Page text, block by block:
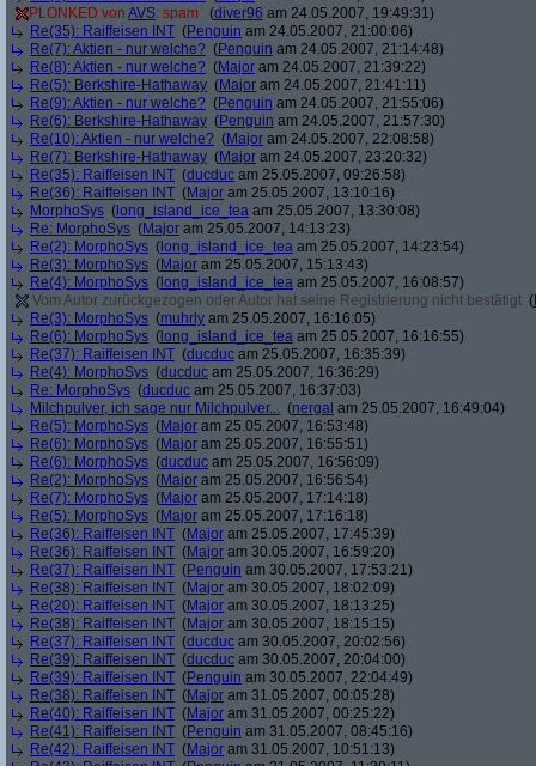
PLONKED von AVS: spam (diver96 am 24.05.2007, 19:49:31)
Re(35): Raiffeisen INT (Penguin am 24.05.2007, 21:00:06)
Re(7): Aktien - nur welche? (Penguin am 24.05.2007, 21:14:48)
Re(8): Aktien - nur welche? (Major am 24.05.2007, 21:39:22)
Re(5): Berkshire-Hathaway (Major am 24.05.2007, 21:41:11)
Re(9): Aktien - nur welche? (Penguin am 24.05.2007, 21:55:06)
Re(6): Berkshire-Hathaway (Penguin am 24.05.2007, 21:57:30)
Re(10): Aktien - nur welche? (Major am 24.05.2007, 22:08:58)
Re(7): Berkshire-Hathaway (Major am 24.05.2007, 23:20:32)
Re(35): Raiffeisen INT (ducduc am 25.05.2007, 09:26:58)
Re(36): Raiffeisen INT (Major am 25.05.2007, 13:10:16)
MorphoSys ( long_island_ice_tea am 25.05.2007, 13:30:08)
Re: MorphoSys (Major am 25.05.2007, 14:13:23)
Re(2): MorphoSys ( long_island_ice_tea am 25.05.2007, 14:23:54)
Re(3): MorphoSys (Major am 25.05.2007, 15:13:43)
Re(4): MorphoSys ( long_island_ice_tea am 25.05.2007, 16:08:57)
Vom Autor zurückgezogen oder Autor hat seine Registrierung nicht bestätigt (
Re(3): MorphoSys (muhrly am 25.05.2007, 16:16:05)
Re(6): MorphoSys ( long_island_ice_tea am 25.05.2007, 16:16:55)
Re(37): Raiffeisen INT (ducduc am 25.05.2007, 16:35:39)
Re(4): MorphoSys (ducduc am 25.05.2007, 16:36:29)
Re: MorphoSys (ducduc am 25.05.2007, 16:37:03)
Milchpulver, ich sage nur Milchpulver... (nergal am 25.05.2007, 16:49:04)
Re(5): MorphoSys (Major am 25.05.2007, 16:53:48)
Re(6): MorphoSys (Major am 25.05.2007, 16:55:51)
Re(6): MorphoSys (ducduc am 25.05.2007, 16:56:09)
Re(2): MorphoSys (Major am 25.05.2007, 16:56:54)
Re(7): MorphoSys (Major am 25.05.2007, 17:14:18)
Re(5): MorphoSys (Major am 25.05.2007, 17:16:18)
Re(36): Raiffeisen INT (Major am 25.05.2007, 17:45:39)
Re(36): Raiffeisen INT (Major am 30.05.2007, 16:59:20)
Re(37): Raiffeisen INT (Penguin am 30.05.2007, 17:53:21)
Re(38): Raiffeisen INT (Major am 30.05.2007, 18:02:09)
Re(20): Raiffeisen INT (Major am 30.05.2007, 18:13:25)
Re(38): Raiffeisen INT (Major am 30.05.2007, 18:15:15)
Re(37): Raiffeisen INT (ducduc am 30.05.2007, 20:02:56)
Re(39): Raiffeisen INT (ducduc am 30.05.2007, 20:04:00)
Re(39): Raiffeisen INT (Penguin am 30.05.2007, 22:04:49)
Re(38): Raiffeisen INT (Major am 31.05.2007, 00:05:28)
Re(40): Raiffeisen INT (Major am 31.05.2007, 00:25:22)
Re(41): Raiffeisen INT (Penguin am 31.05.2007, 08:45:16)
Re(42): Raiffeisen INT (Major am 31.05.2007, 10:51:13)